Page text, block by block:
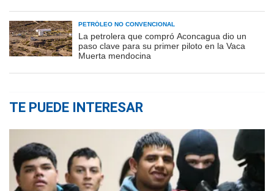
PETRÓLEO NO CONVENCIONAL
La petrolera que compró Aconcagua dio un
paso clave para su primer piloto en la Vaca
Muerta mendocina
TE PUEDE INTERESAR